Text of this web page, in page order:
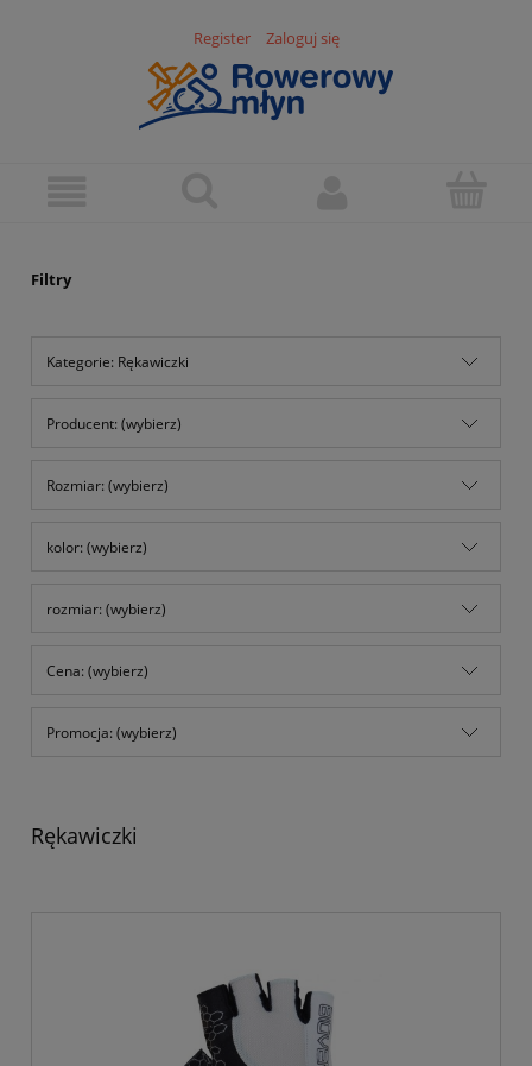
Register Zaloguj się
Filtry
Kategorie: Rękawiczki
Producent: (wybierz)
Rozmiar: (wybierz)
kolor: (wybierz)
rozmiar: (wybierz)
Cena: (wybierz)
Promocja: (wybierz)
Rękawiczki